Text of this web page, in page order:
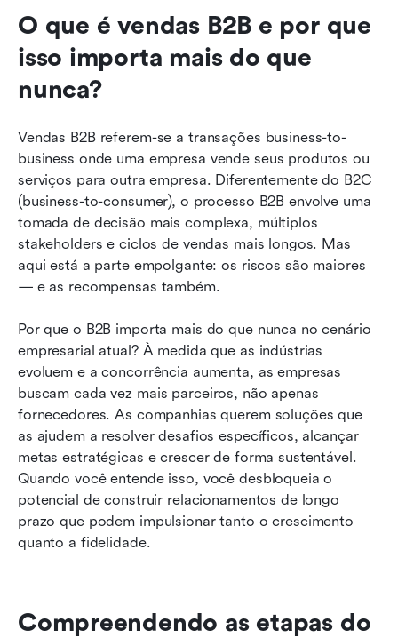
O que é vendas B2B e por que
isso importa mais do que
nunca?
Vendas B2B referem-se a transações business-to-
business onde uma empresa vende seus produtos ou
serviços para outra empresa. Diferentemente do B2C
(business-to-consumer), o processo B2B envolve uma
tomada de decisão mais complexa, múltiplos
stakeholders e ciclos de vendas mais longos. Mas
aqui está a parte empolgante: os riscos são maiores
— e as recompensas também.
Por que o B2B importa mais do que nunca no cenário
empresarial atual? À medida que as indústrias
evoluem e a concorrência aumenta, as empresas
buscam cada vez mais parceiros, não apenas
fornecedores. As companhias querem soluções que
as ajudem a resolver desafios específicos, alcançar
metas estratégicas e crescer de forma sustentável.
Quando você entende isso, você desbloqueia o
potencial de construir relacionamentos de longo
prazo que podem impulsionar tanto o crescimento
quanto a fidelidade.
Compreendendo as etapas do